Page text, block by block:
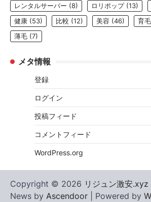
レンタルサーバー (8) ロリポップ(13)
健康 (53) 比較 (12) 美容 (46) 育毛
薄毛 (7)
メタ情報
登録
ログイン
投稿フィード
コメントフィード
WordPress.org
Copyright © 2026 リジュン激安.xyz
News by Ascendoor | Powered by